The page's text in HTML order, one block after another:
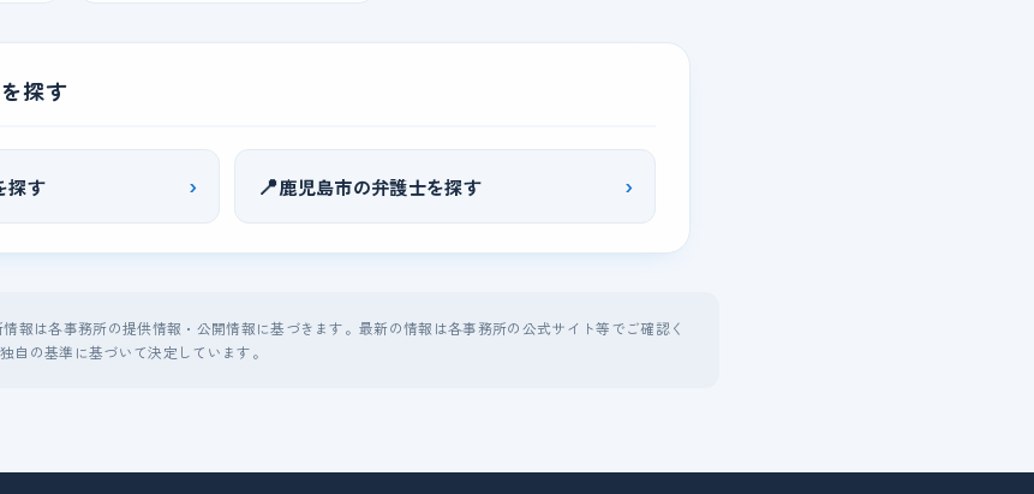
探す
探す › 📍鹿児島市の弁護士を探す ›
報は各事務所の提供情報・公開情報に基づきます。最新の情報は各事務所の公式サイト等でご確認く
自の基準に基づいて決定しています。